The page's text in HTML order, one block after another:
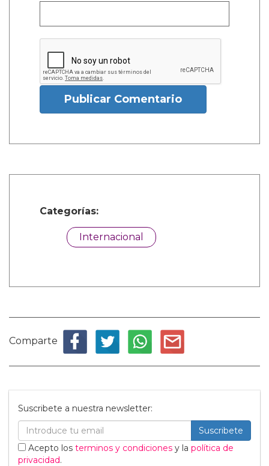
Publicar Comentario
Categorías:
Internacional
Comparte
Suscribete a nuestra newsletter:
Suscribete
Acepto los terminos y condiciones y la política de
privacidad.